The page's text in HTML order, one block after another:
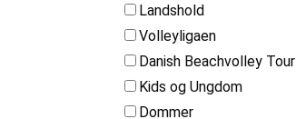
Landshold
Volleyligaen
Danish Beachvolley Tour
Kids og Ungdom
Dommer